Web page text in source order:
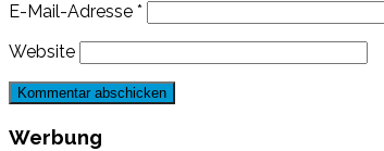
E-Mail-Adresse *
Website
Werbung